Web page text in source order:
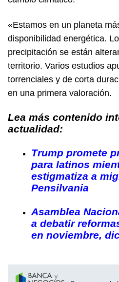
«Estamos en un planeta
disponibilidad energética.
precipitación se están
territorio. Varios estudios
torrenciales y de corta
en una primera valoración.
Lea más contenido
actualidad:
Trump promete
para latinos
estigmatiza a
Pensilvania
Asamblea
a debatir
en noviembre,